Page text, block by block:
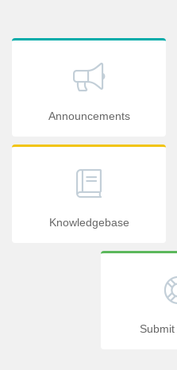
Announcements
Knowledgebase